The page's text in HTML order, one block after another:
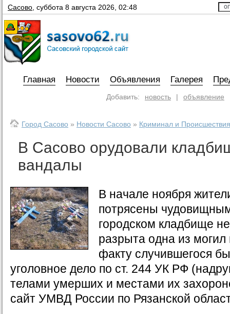
Сасово суббота 8 августа 2026, 02:48
Главная Новости Объявления Галерея
Добавить: новость | объявление
Город Сасово » Новости Сасово » Криминал и Происшествия
В Сасово орудовали
вандалы
В начале ноября
потрясены
городском кладбище
разрыта одна из
факту случившегося
уголовное дело по ст. 244 УК РФ
телами умерших и местами их
сайт УМВД России по Рязанской